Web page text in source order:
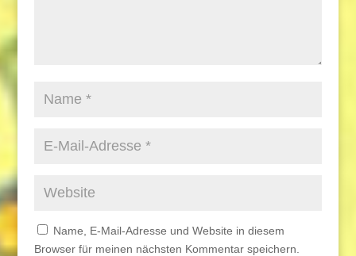
Name, E-Mail-Adresse und Website in diesem
Browser für meinen nächsten Kommentar speichern.